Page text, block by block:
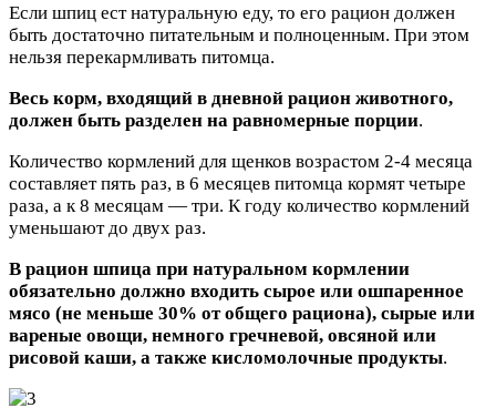
Если шпиц ест натуральную еду, то его рацион должен
быть достаточно питательным и полноценным. При этом
нельзя перекармливать питомца.
Весь корм, входящий в дневной рацион животного,
должен быть разделен на равномерные порции.
Количество кормлений для щенков возрастом 2-4 месяца
составляет пять раз, в 6 месяцев питомца кормят четыре
раза, а к 8 месяцам — три. К году количество кормлений
уменьшают до двух раз.
В рацион шпица при натуральном кормлении
обязательно должно входить сырое или ошпаренное
мясо (не меньше 30% от общего рациона), сырые или
вареные овощи, немного гречневой, овсяной или
рисовой каши, а также кисломолочные продукты.